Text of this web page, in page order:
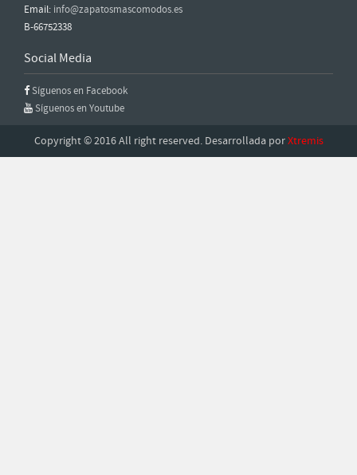
Email: info@zapatosmascomodos.es
B-66752338
Social Media
Síguenos en Facebook
Síguenos en Youtube
Copyright © 2016 All right reserved. Desarrollada porXtremis